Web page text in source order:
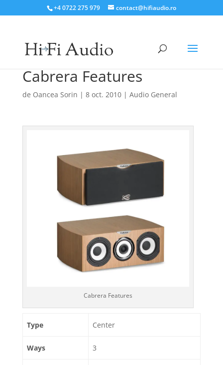
+4 0722 275 979 contact@hifiaudio.ro
Cabrera Features
de Oancea Sorin | 8 oct. 2010| Audio General
Cabrera Features
Type Center
Ways 3